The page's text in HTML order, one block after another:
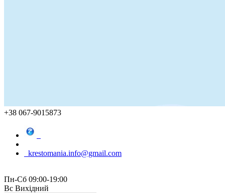
+38 067-9015873
krestomania.info@gmail.com
Пн-Сб 09:00-19:00
Вс Вихідний